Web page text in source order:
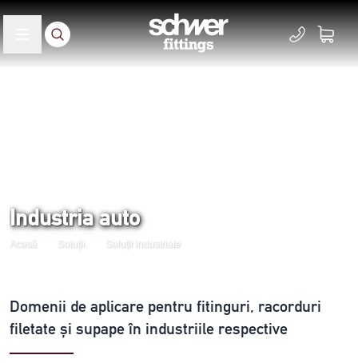
Industria auto
Acasă Soluții Soluții industriale
Domenii de aplicare pentru fitinguri, racorduri
filetate și supape în industriile respective